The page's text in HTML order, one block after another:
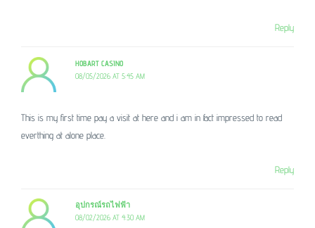
Reply
HOBART CASINO
08/05/2026 AT 5:45 AM
This is my first time pay a visit at here and i am in fact impressed to read
everthing at alone place.
Reply
อุปกรณ์รถไฟฟ้า
08/02/2026 AT 4:30 AM